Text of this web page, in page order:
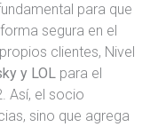
para que
segura en el
clientes, Nivel
y LOLpara el
Así, el socio
sino que agrega